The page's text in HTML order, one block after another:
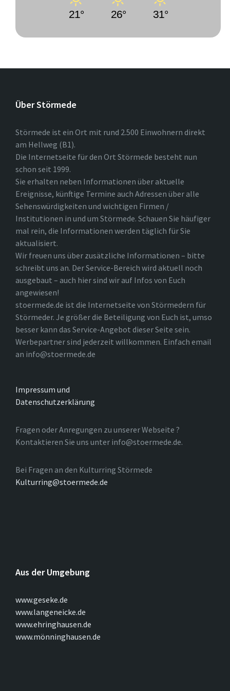
21° 26° 31°
Über Störmede
Störmede ist ein Ort mit rund 2.500 Einwohnern direkt
am Hellweg (B1).
Die Internetseite für den Ort Störmede besteht nun
schon seit 1999.
Sie erhalten neben Informationen über aktuelle
Ereignisse, künftige Termine auch Adressen über alle
Sehenswürdigkeiten und wichtigen Firmen /
Institutionen in und um Störmede. Schauen Sie häufiger
mal rein, die Informationen werden täglich für Sie
aktualisiert.
Wir freuen uns über zusätzliche Informationen – bitte
schreibt uns an. Der Service-Bereich wird aktuell noch
ausgebaut – auch hier sind wir auf Infos von Euch
angewiesen!
stoermede.de ist die Internetseite von Störmedern für
Störmeder. Je größer die Beteiligung von Euch ist, umso
besser kann das Service-Angebot dieser Seite sein.
Werbepartner sind jederzeit willkommen. Einfach email
an info@stoermede.de
Impressum und
Datenschutzerklärung
Fragen oder Anregungen zu unserer Webseite ?
Kontaktieren Sie uns unter info@stoermede.de.
Bei Fragen an den Kulturring Störmede
Kulturring@stoermede.de
Aus der Umgebung
www.geseke.de
www.langeneicke.de
www.ehringhausen.de
www.mönninghausen.de